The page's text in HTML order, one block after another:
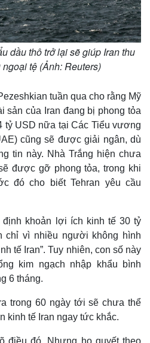
Thị trường
Giá vàng
Tiêu dùng
Tỷ giá
Chứng khoán
dầu thô trở lại sẽ giúp Iran thu
tệ (Ảnh: Reuters)
tuần qua cho rằng Mỹ
sản của Iran đang bị phong tỏa
tỷ USD nữa tại Các Tiểu vương
cũng sẽ được giải ngân, dù
tin này. Nhà Trắng hiện chưa
được gỡ phong tỏa, trong khi
đó cho biết Tehran yêu cầu
định khoản lợi ích kinh tế 30 tỷ
chỉ vì nhiều người không hình
tế Iran”. Tuy nhiên, con số này
kim ngạch nhập khẩu bình
6 tháng.
trong 60 ngày tới sẽ chưa thể
kinh tế Iran ngay tức khắc.